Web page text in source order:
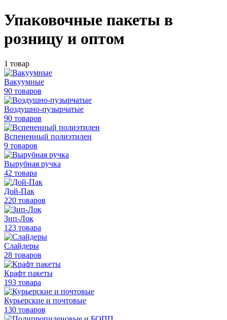
Упаковочные пакеты в
розницу и оптом
1 товар
Вакуумные
90 товаров
Воздушно-пузырчатые
90 товаров
Вспененный полиэтилен
9 товаров
Вырубная ручка
42 товара
Дой-Пак
220 товаров
Зип-Лок
123 товара
Слайдеры
28 товаров
Крафт пакеты
193 товара
Курьерские и почтовые
130 товаров